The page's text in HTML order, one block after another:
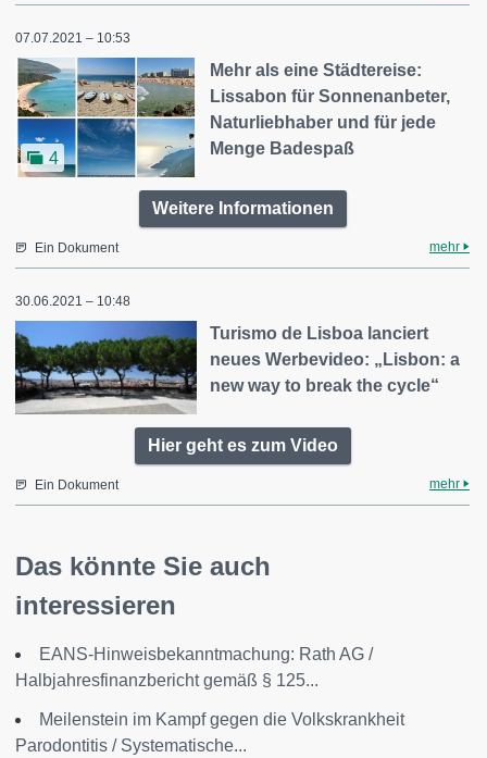
07.07.2021 – 10:53
4
Mehr als eine Städtereise:
Lissabon für Sonnenanbeter,
Naturliebhaber und für jede
Menge Badespaß
Weitere Informationen
Ein Dokument mehr
30.06.2021 – 10:48
Turismo de Lisboa lanciert
neues Werbevideo: „Lisbon: a
new way to break the cycle“
Hier geht es zum Video
Ein Dokument mehr
Das könnte Sie auch
interessieren
EANS-Hinweisbekanntmachung: Rath AG /
Halbjahresfinanzbericht gemäß § 125...
Meilenstein im Kampf gegen die Volkskrankheit
Parodontitis / Systematische...